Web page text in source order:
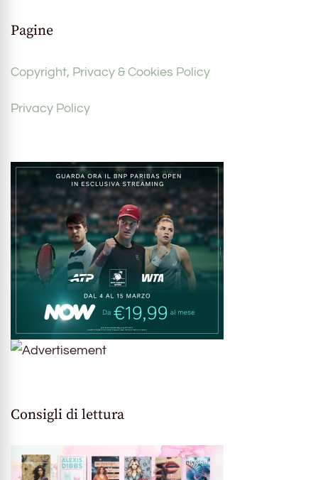
Pagine
Copyright, Privacy & Cookies Policy
Privacy Policy
Consigli di lettura